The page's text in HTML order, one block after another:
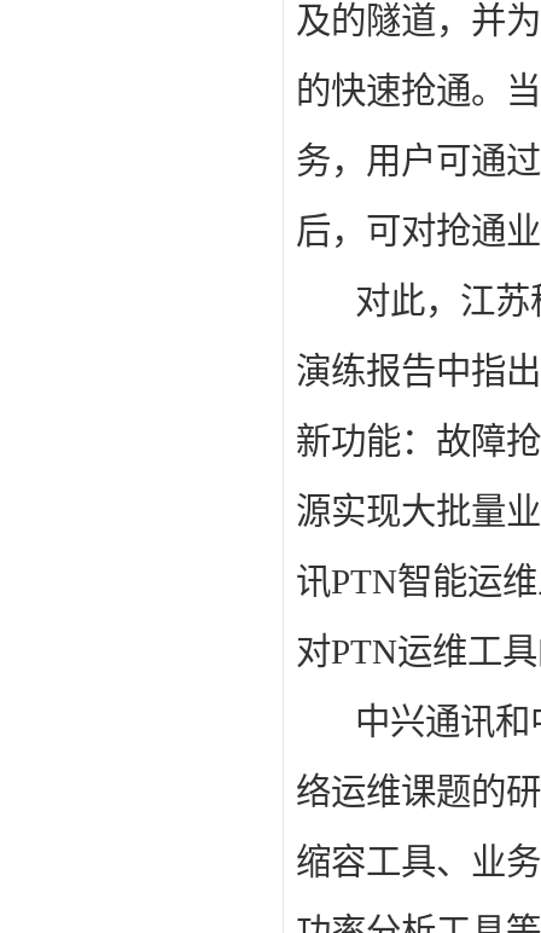
及的隧道，并
的快速抢通。
务，用户可通
后，可对抢通
对此，江苏
演练报告中指
新功能：故障
源实现大批量
讯PTN智能运
对PTN运维工
中兴通讯和
络运维课题的
缩容工具、业